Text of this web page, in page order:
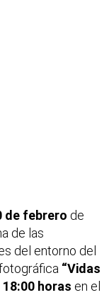
de febrero de
de las
del entorno del
“Vidas
18:00 horas en el